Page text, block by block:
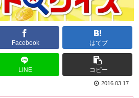
Facebook はてブ
LINE コピー
2016.03.17